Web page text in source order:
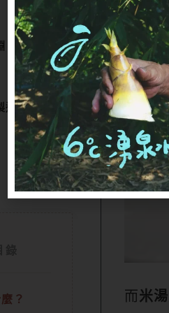
｜孜然粉
造】大竹柄
？ 而米湯